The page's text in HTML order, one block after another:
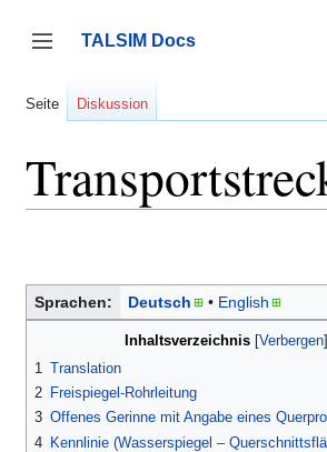
springen
Seitenleiste umschalten
TALSIM Docs
Seite Diskussion
Sprachen: Deutsch English
Inhaltsverzeichnis
1 Translation
2 Freispiegel-Rohrleitung
3 Offenes Gerinne mit Angabe eines
4 Kennlinie (Wasserspiegel –